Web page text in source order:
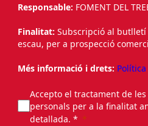
Responsable: FOMENT DEL
Finalitat: Subscripció al
escau, per a prospecció
Més informació i drets:
Accepto el tractament de les
personals per a la finalitat
detallada. *